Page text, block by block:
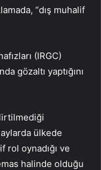
“dış muhalif
(IRGC)
gözaltı yaptığını
ülkede
oynadığı ve
halinde olduğu